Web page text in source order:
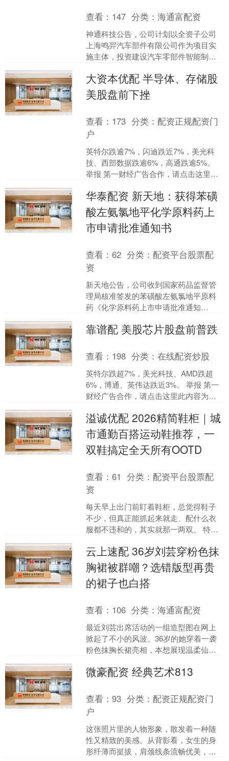
查看： 147 分类：海通富配资
神通科技公告，公司计划以全资子公司
上海鸣羿汽车部件有限公司作为项目实
施主体，投资建设汽车零部件智能制造
第一财经广告合作，....
大资本优配 半导体、存储股
美股盘前下挫
查看： 173 分类：配资正规配资门
户
英特尔跌逾7%，闪迪跌近7%，美光科
技、西部数据跌逾6%，高通跌逾5%。
举报 第一财经广告合作，请点击这里此
经所有。未经第一....
华泰配资 新天地：获得苯磺
酸左氨氯地平化学原料药上
市申请批准通知书
查看：62 分类：配资平台股票配
资
新天地公告，公司收到国家药品监督管
理局核准签发的苯磺酸左氨氯地平原料
药《化学原料药上市申请批准通知
物，可温和调节血压、缓解心绞痛....
靠谱配 美股芯片股盘前普跌
查看： 198 分类：在线配资炒股
英特尔跌超7%，美光科技、AMD跌超
6%，博通、英伟达跌近3%。 举报 第一
财经广告合作，请点击这里此内容为第
未经第一财经书面....
溢诚优配 2026精简鞋柜｜城
市通勤百搭运动鞋推荐，一
双鞋搞定全天所有OOTD
查看：61 分类：配资平台股票配
资
每天早上出门前盯着鞋柜，总觉得鞋子
不少，但真正能抓起来就走、配什么衣
服都不违和的，其实就那一两双。 特别
结。普通的帆布鞋、板鞋好....
云上速配 36岁刘芸穿粉色抹
胸裙被群嘲？选错版型再贵
的裙子也白搭
查看： 106 分类：海通富配资
最近刘芸出席活动的一组造型图在网上
掀起了不小的风波。36岁的她穿着一袭
粉色抹胸长裙亮相，本想展现温柔仙女
新高度”。这件事说到....
微豪配资 经典艺术813
查看：93 分类：配资正规配资门
户
这张照片里的人物形象，散发着一种随
性又精致的美感。从背影看，女生的身
形纤薄而挺拔，肩颈线条流畅优美，脊